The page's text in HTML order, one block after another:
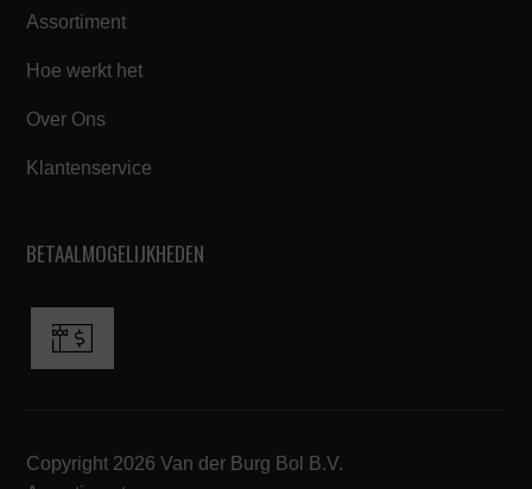
Assortiment
Hoe werkt het
Over Ons
Klantenservice
BETAALMOGELIJKHEDEN
Copyright 2026 Van der Burg Bol B.V.